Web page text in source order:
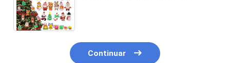
Continuar